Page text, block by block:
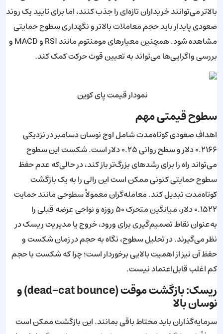
بالاتر می‌توانند خریداران تازه‌ای را جذب کنند، اما برای تایید یک روند
صعودی پایدار باید حجم معاملات بالاتر و نگهداری سطوح حمایتی
مشاهده شود. همچنین معیارهای مومنتوم مانند RSI و MACD و
بررسی واگرایی‌ها می‌تواند به تعیین قوت حرکت کمک کند.
نمودار قیمت پای کوین
سطوح قیمتی مهم
اهداف صعودی کوتاه‌مدت شامل اوج نوسان دسامبر در نزدیکی
۰.۲۱۶۶ دلار و سطح روانی ۰.۲۵ دلار است. شکست این سطوح
می‌تواند راه را برای رشدهای بزرگ‌تر باز کند، در حالی‌که عدم حفظ
سطوح حمایتی کنونی ممکن است این رالی را به یک بازگشت
کوتاه‌مدت تبدیل کند. معامله‌گران معمولاً سطوحی مانند حمایت
۰.۱۵۲۲ دلار، میانگین متحرک ۵۰ روزه و نواحی عرضه قبلی را
به‌عنوان نقاط تصمیم‌گیری برای ورود، خروج یا مدیریت ریسک در
نظر می‌گیرند. در تحلیل سطوح، نگاه به حجم در زمان شکست و
حفظ آن نیز از اهمیت بالایی برخوردار است؛ چرا که شکست با حجم
کم اغلب قابل‌اعتماد نیست.
ریسک: بازگشت موقت (dead-cat bounce) و
نوسان بالا
سرمایه‌گذاران باید محتاط باقی بمانند. این بازگشت ممکن است